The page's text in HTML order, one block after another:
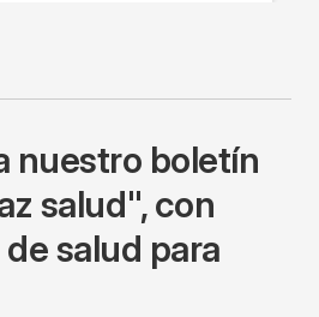
nuestro boletín
salud", con
salud para